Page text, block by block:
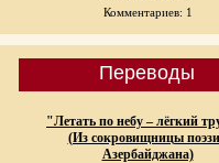
Комментариев: 1
Переводы
"Летать по небу – лёгкий
(Из сокровищницы
Азербайджана)